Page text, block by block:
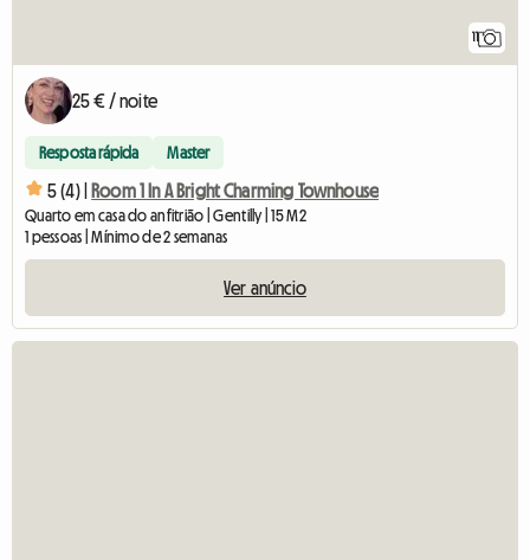
11
25 € / noite
Resposta rápida Master
5 (4) | Room 1 In A Bright Charming Townhouse
Quarto em casa do anfitrião | Gentilly | 15 M2
1 pessoas | Mínimo de 2 semanas
Ver anúncio